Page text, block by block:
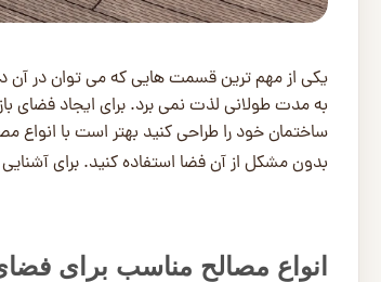
یکی از مهم ترین قسمت هایی که می توان در
به مدت طولانی لذت نمی برد. برای ایجاد فضای باز
ساختمان خود را طراحی کنید بهتر است با انواع
بدون مشکل از آن فضا استفاده کنید. برای آشنایی
انواع مصالح مناسب برای